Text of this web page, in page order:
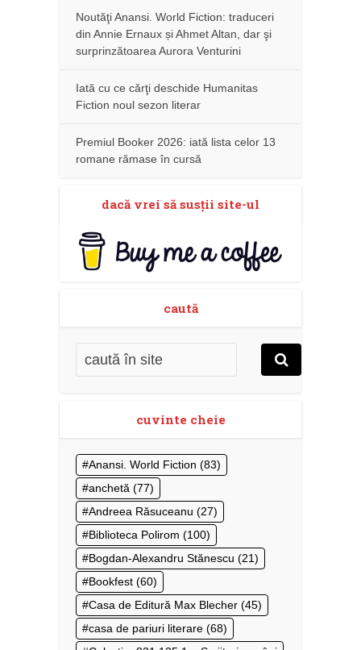
Noutăţi Anansi. World Fiction: traduceri
din Annie Ernaux și Ahmet Altan, dar şi
surprinzătoarea Aurora Venturini
Iată cu ce cărţi deschide Humanitas
Fiction noul sezon literar
Premiul Booker 2026: iată lista celor 13
romane rămase în cursă
dacă vrei să susţii site-ul
caută
cuvinte cheie
Anansi. World Fiction (83)
anchetă (77)
Andreea Răsuceanu (27)
Biblioteca Polirom (100)
Bogdan-Alexandru Stănescu (21)
Bookfest (60)
Casa de Editură Max Blecher (45)
casa de pariuri literare (68)